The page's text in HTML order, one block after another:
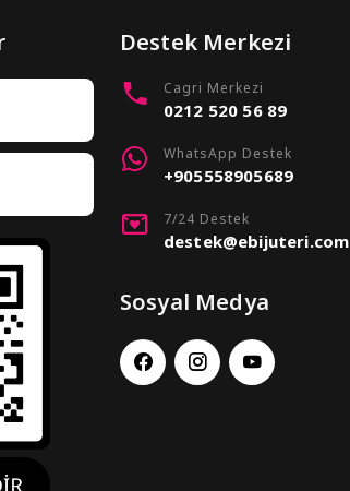
Destek Merkezi
Cagri Merkezi
0212 520 56 89
WhatsApp Destek
+905558905689
7/24 Destek
destek@ebijuteri.com
Sosyal Medya